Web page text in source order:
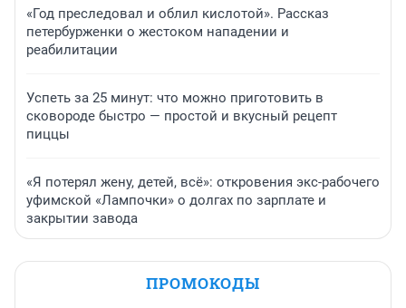
«Год преследовал и облил кислотой». Рассказ
петербурженки о жестоком нападении и
реабилитации
Успеть за 25 минут: что можно приготовить в
сковороде быстро — простой и вкусный рецепт
пиццы
«Я потерял жену, детей, всё»: откровения экс-рабочего
уфимской «Лампочки» о долгах по зарплате и
закрытии завода
ПРОМОКОДЫ